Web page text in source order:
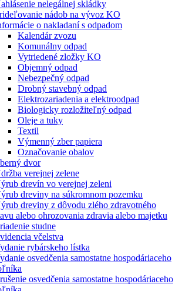
nelegálnej skládky
nádob na vývoz KO
o nakladaní s odpadom
Kalendár zvozu
Komunálny odpad
Vytriedené zložky KO
Objemný odpad
Nebezpečný odpad
Drobný stavebný odpad
Elektrozariadenia a elektroodpad
Biologicky rozložiteľný odpad
Oleje a tuky
Textil
Výmenný zber papiera
Označovanie obalov
dvor
verejnej zelene
drevín vo verejnej zeleni
dreviny na súkromnom pozemku
dreviny z dôvodu zlého zdravotného
alebo ohrozovania zdravia alebo majetku
studne
včelstva
rybárskeho lístka
osvedčenia samostatne hospodáriaceho
osvedčenia samostatne hospodáriaceho